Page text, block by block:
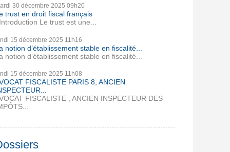
30 décembre 2025 09h20
trust en droit fiscal français
Le trust est une...
15 décembre 2025 11h16
notion d’établissement stable en fiscalité...
notion d’établissement stable en fiscalité...
15 décembre 2025 11h08
FISCALISTE PARIS 8, ANCIEN
FISCALISTE , ANCIEN INSPECTEUR DES